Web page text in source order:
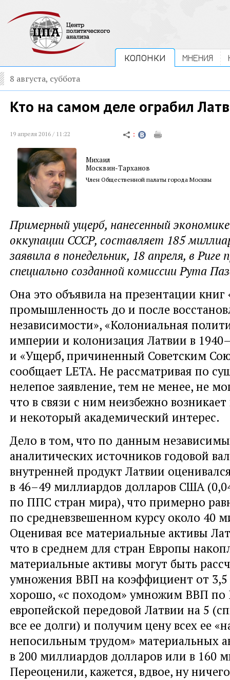
КОЛОНКИ МНЕНИЯ
8 августа, суббота
Кто на самом деле ограбил
19 апреля 2016 / 11:22
Михаил
Москвин-Тарханов
Член Общественной палаты города Москвы
Примерный ущерб, нанесенный
оккупации СССР, составляет 185
заявила в понедельник, 18 апреля, в Риге
специально созданной комиссии Рута
Она это объявила на презентации книг
промышленность до и после
независимости», «Колониальная
империи и колонизация Латвии в
и «Ущерб, причиненный Советским
сообщает LETA. Не рассматривая по
нелепое заявление, тем не менее, не
что в связи с ним неизбежно возникает
и некоторый академический интерес.
Дело в том, что по данным
аналитических источников годовой
внутренней продукт Латвии
в 46–49 миллиардов долларов США
по ППС стран мира), что примерно
по средневзвешенном курсу около 40
Оценивая все материальные активы
что в среднем для стран Европы
материальные активы могут быть
умножения ВВП на коэффициент от 3,5
хорошо, «с походом» умножим ВВП по
европейской передовой Латвии на 5
все ее долги) и получим цену всех ее
непосильным трудом» материальных
в 200 миллиардов долларов или в 160
Переоценили, кажется, вдвое, ну